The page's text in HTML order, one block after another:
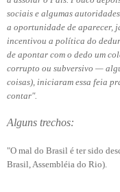
sociais e algumas
a oportunidade de aparecer,
incentivou a política do
de apontar com o dedo um
corrupto ou subversivo —
coisas), iniciaram essa feia
contar".
Alguns trechos:
"O mal do Brasil é ter sido
Brasil, Assembléia do Rio).